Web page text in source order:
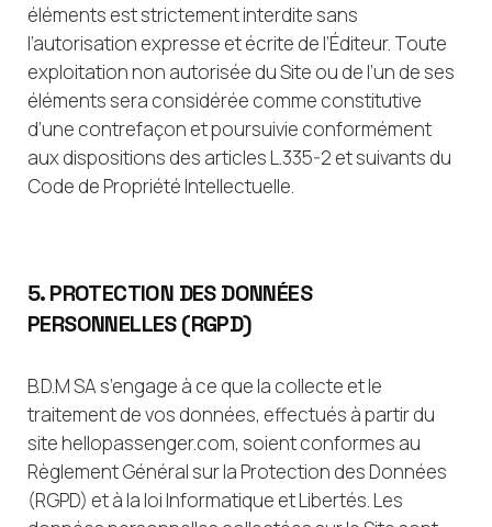
éléments est strictement interdite sans
l’autorisation expresse et écrite de l’Éditeur. Toute
exploitation non autorisée du Site ou de l’un de ses
éléments sera considérée comme constitutive
d’une contrefaçon et poursuivie conformément
aux dispositions des articles L.335-2 et suivants du
Code de Propriété Intellectuelle.
5. PROTECTION DES DONNÉES
PERSONNELLES (RGPD)
B.D.M SA s’engage à ce que la collecte et le
traitement de vos données, effectués à partir du
site hellopassenger.com, soient conformes au
Règlement Général sur la Protection des Données
(RGPD) et à la loi Informatique et Libertés. Les